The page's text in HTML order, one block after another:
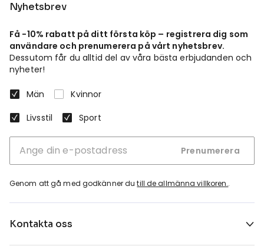
Nyhetsbrev
Få -10% rabatt på ditt första köp – registrera dig som
användare och prenumerera på vårt nyhetsbrev.
Dessutom får du alltid del av våra bästa erbjudanden och
nyheter!
Män
Kvinnor
Livsstil
Sport
Prenumerera
Genom att gå med godkänner dutill de allmänna villkoren..
Kontakta oss